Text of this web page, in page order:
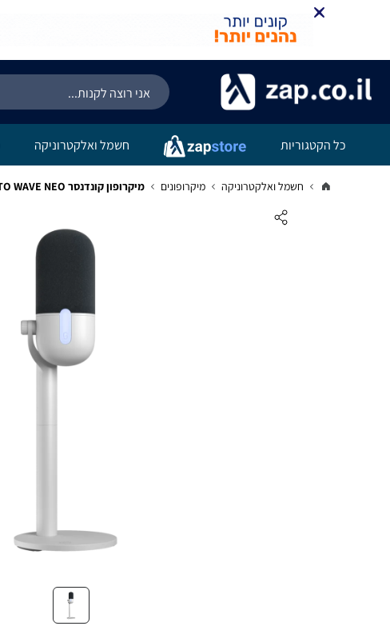
כל הקטגוריות חשמל ואלקטרוניקה
חשמל ואלקטרוניקה מיקרופונים מיקרופון קונדנסר ELGATO WAVE NEO